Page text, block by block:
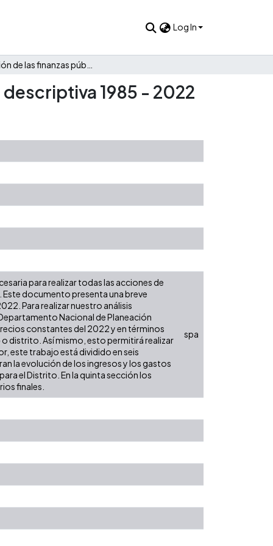
Log In
1985 - 2022
para realizar todas las acciones de
documento presenta una breve
Para realizar nuestro análisis
Nacional de Planeación
constantes del 2022 y en términos
distrito. Así mismo, esto permitirá realizar
este trabajo está dividido en seis
la evolución de los ingresos y los gastos
el Distrito. En la quinta sección los
finales.
spa